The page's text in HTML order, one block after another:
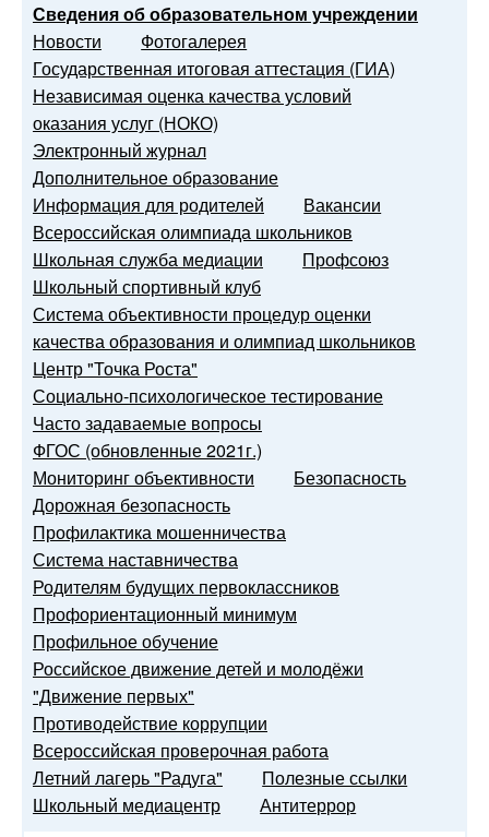
Сведения об образовательном учреждении
Новости
Фотогалерея
Государственная итоговая аттестация (ГИА)
Независимая оценка качества условий
оказания услуг (НОКО)
Электронный журнал
Дополнительное образование
Информация для родителей
Вакансии
Всероссийская олимпиада школьников
Школьная служба медиации
Профсоюз
Школьный спортивный клуб
Система объективности процедур оценки
качества образования и олимпиад школьников
Центр "Точка Роста"
Социально-психологическое тестирование
Часто задаваемые вопросы
ФГОС (обновленные 2021г.)
Мониторинг объективности
Безопасность
Дорожная безопасность
Профилактика мошенничества
Система наставничества
Родителям будущих первоклассников
Профориентационный минимум
Профильное обучение
Российское движение детей и молодёжи
"Движение первых"
Противодействие коррупции
Всероссийская проверочная работа
Летний лагерь "Радуга"
Полезные ссылки
Школьный медиацентр
Антитеррор